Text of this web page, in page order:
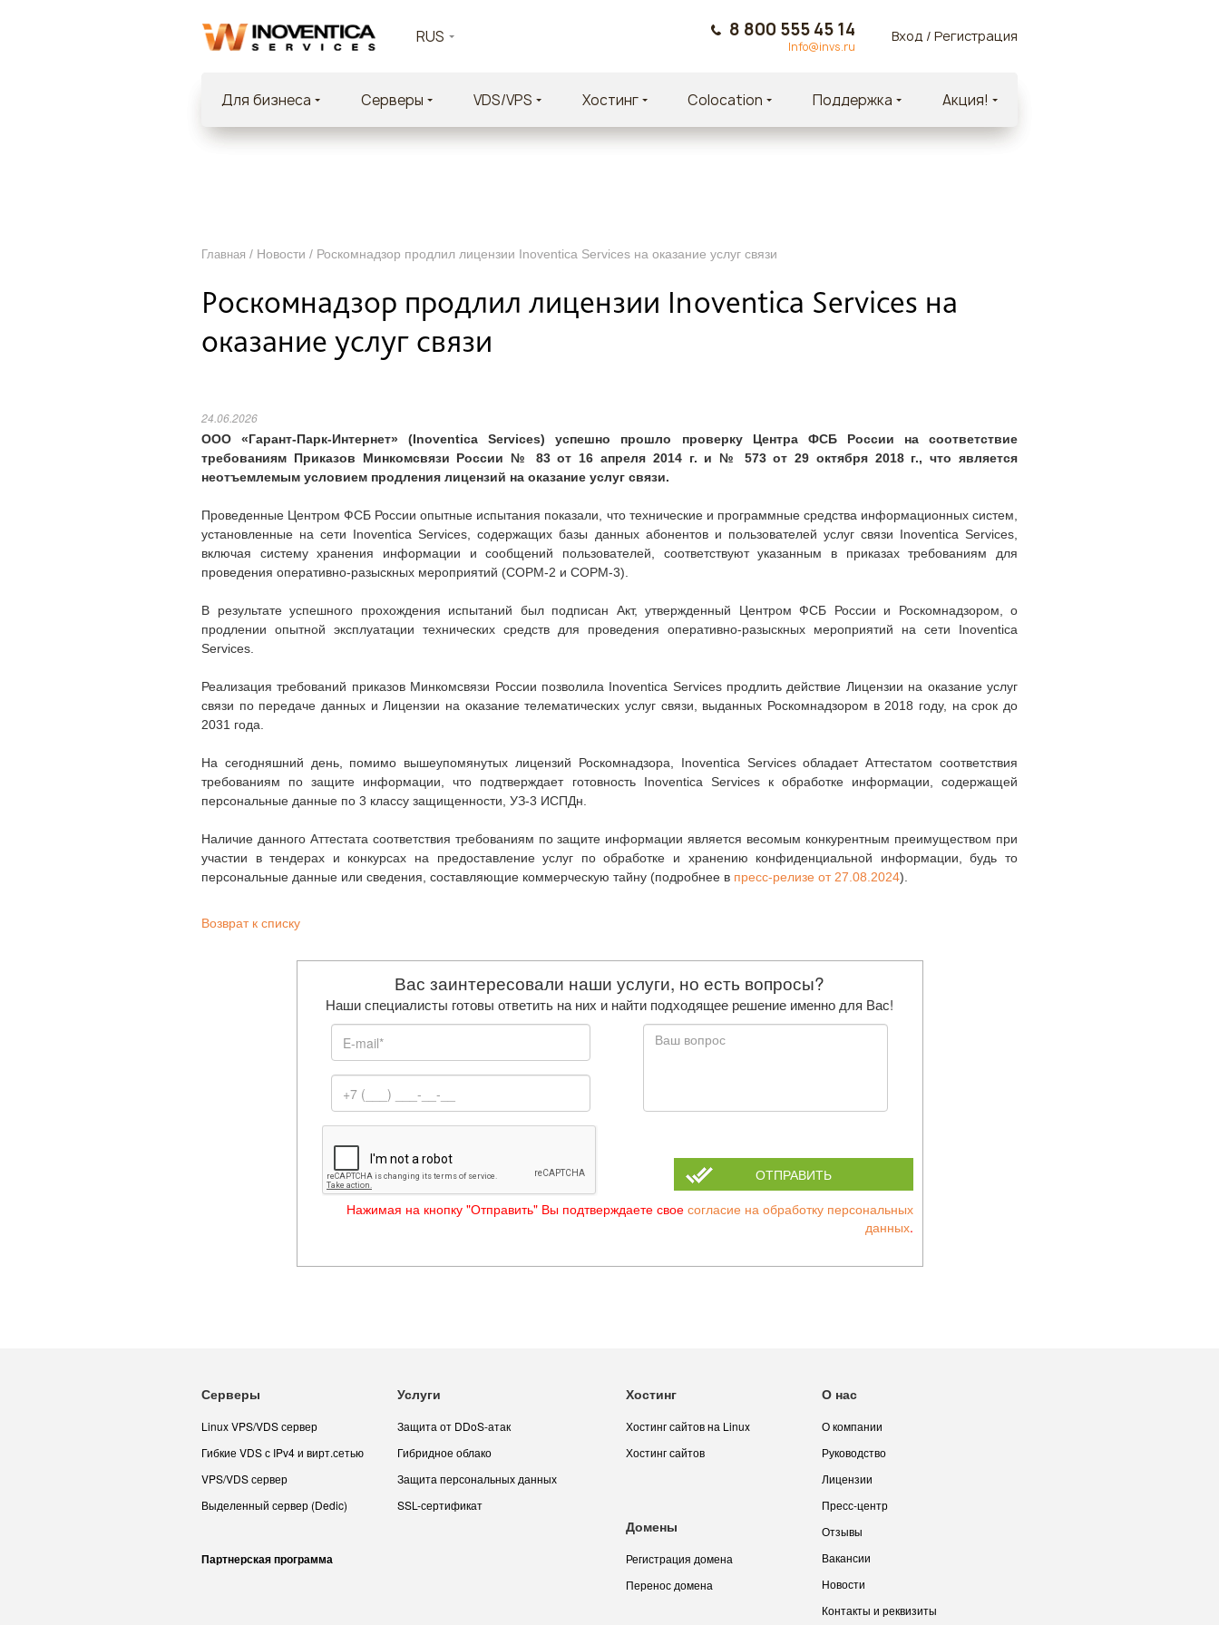
RUS 8 800 555 45 14
Info@invs.ru
Вход / Регистрация
Для бизнеса Cерверы VDS/VPS Хостинг Colocation Поддержка Акция!
Главная / Новости / Роскомнадзор продлил лицензии Inoventica Services на оказание услуг связи
Роскомнадзор продлил лицензии Inoventica Services на
оказание услуг связи
24.06.2026
ООО «Гарант-Парк-Интернет» (Inoventica Services) успешно прошло проверку Центра ФСБ России на соответствие
требованиям Приказов Минкомсвязи России № 83 от 16 апреля 2014 г. и № 573 от 29 октября 2018 г., что является
неотъемлемым условием продления лицензий на оказание услуг связи.
Проведенные Центром ФСБ России опытные испытания показали, что технические и программные средства информационных систем,
установленные на сети Inoventica Services, содержащих базы данных абонентов и пользователей услуг связи Inoventica Services,
включая систему хранения информации и сообщений пользователей, соответствуют указанным в приказах требованиям для
проведения оперативно-разыскных мероприятий (СОРМ-2 и СОРМ-3).
В результате успешного прохождения испытаний был подписан Акт, утвержденный Центром ФСБ России и Роскомнадзором, о
продлении опытной эксплуатации технических средств для проведения оперативно-разыскных мероприятий на сети Inoventica
Services.
Реализация требований приказов Минкомсвязи России позволила Inoventica Services продлить действие Лицензии на оказание услуг
связи по передаче данных и Лицензии на оказание телематических услуг связи, выданных Роскомнадзором в 2018 году, на срок до
2031 года.
На сегодняшний день, помимо вышеупомянутых лицензий Роскомнадзора, Inoventica Services обладает Аттестатом соответствия
требованиям по защите информации, что подтверждает готовность Inoventica Services к обработке информации, содержащей
персональные данные по 3 классу защищенности, УЗ-3 ИСПДн.
Наличие данного Аттестата соответствия требованиям по защите информации является весомым конкурентным преимуществом при
участии в тендерах и конкурсах на предоставление услуг по обработке и хранению конфиденциальной информации, будь то
персональные данные или сведения, составляющие коммерческую тайну (подробнее в пресс-релизе от 27.08.2024).
Возврат к списку
Вас заинтересовали наши услуги, но есть вопросы?
Наши специалисты готовы ответить на них и найти подходящее решение именно для Вас!
ОТПРАВИТЬ
Нажимая на кнопку "Отправить" Вы подтверждаете свое согласие на обработку персональных
данных.
Серверы
Linux VPS/VDS сервер
Гибкие VDS с IPv4 и вирт.сетью
VPS/VDS сервер
Выделенный сервер (Dedic)
Партнерская программа
Услуги
Защита от DDoS-атак
Гибридное облако
Защита персональных данных
SSL-сертификат
Хостинг
Хостинг сайтов на Linux
Хостинг сайтов
О нас
О компании
Руководство
Лицензии
Пресс-центр
Отзывы
Вакансии
Новости
Контакты и реквизиты
Домены
Регистрация домена
Перенос домена